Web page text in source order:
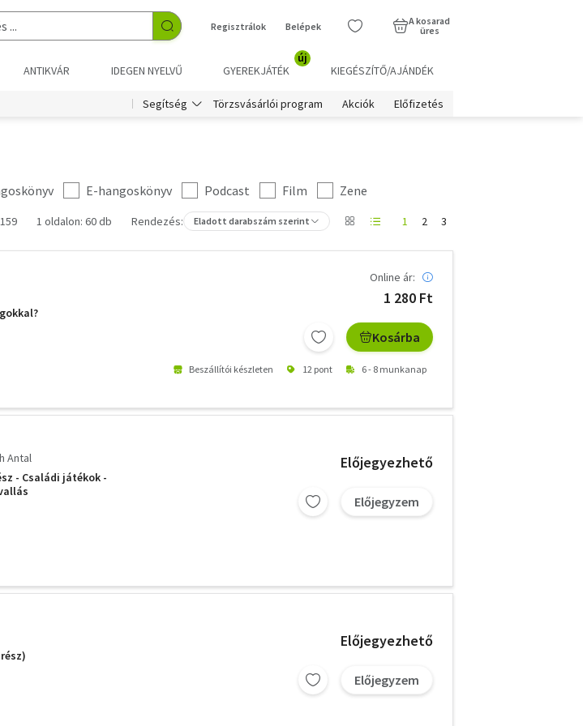
Regisztrálok Belépek
A kosarad
üres
ANTIKVÁR IDEGEN NYELVŰ GYEREKJÁTÉK
új
KIEGÉSZÍTŐ/AJÁNDÉK
Segítség Törzsvásárlói program Akciók Előfizetés
E-hangoskönyv Podcast Film
Zene
1 oldalon: 60 db Rendezés: Eladott darabszám szerint 1 2 3
Online ár:
1 280 Ft
Kosárba
Beszállítói készleten 12 pont 6 - 8 munkanap
Antal
- Családi játékok -
Előjegyezhető
Előjegyzem
Előjegyezhető
Előjegyzem